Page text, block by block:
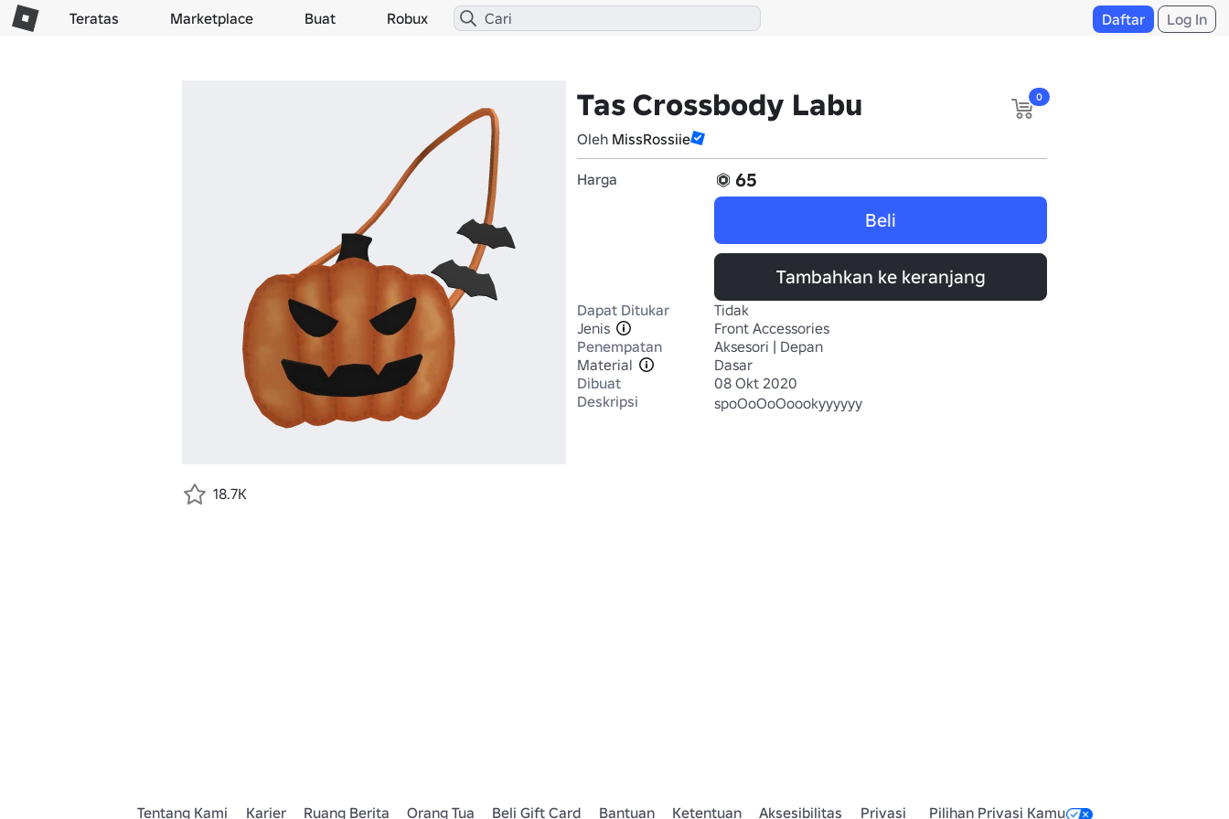
Teratas Marketplace Buat Robux Daftar Log In
Tas Crossbody Labu
Oleh MissRossiie
0
Harga
65
Beli
Tambahkan ke keranjang
Dapat Ditukar
Tidak
Jenis
Front Accessories
Penempatan
Aksesori | Depan
Material
Dasar
Dibuat
08 Okt 2020
Deskripsi
spoOoOoOoookyyyyyy
18.7K
Tentang Kami Karier Ruang Berita Orang Tua Beli Gift Card Bantuan Ketentuan Aksesibilitas Privasi Pilihan Privasi Kamu